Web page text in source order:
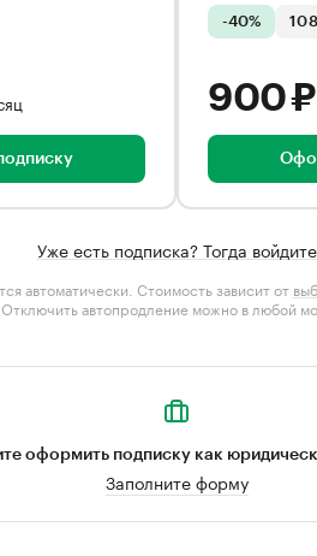
-40% 10
900 ₽
Уже есть подписка? Тогда войдите
автоматически. Стоимость зависит от
Отключить автопродление можно в любой
оформить подписку как
Заполните форму